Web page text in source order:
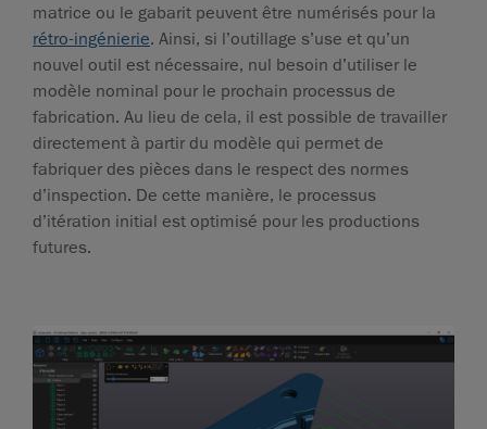
matrice ou le gabarit peuvent être numérisés pour la
rétro-ingénierie. Ainsi, si l’outillage s’use et qu’un
nouvel outil est nécessaire, nul besoin d’utiliser le
modèle nominal pour le prochain processus de
fabrication. Au lieu de cela, il est possible de travailler
directement à partir du modèle qui permet de
fabriquer des pièces dans le respect des normes
d’inspection. De cette manière, le processus
d’itération initial est optimisé pour les productions
futures.